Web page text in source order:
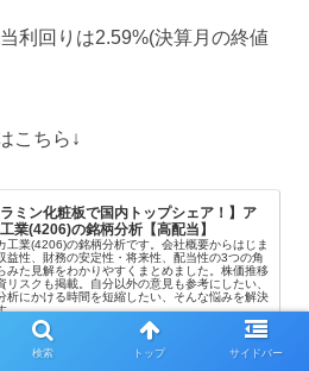
利回りは2.59%(決算月の終値
こちら↓
ラミン化粧板で国内トップシェア！】ア
業(4206)の銘柄分析【高配当】
工業(4206)の銘柄分析です。会社概要からはじま
益性、財務の安定性・将来性、配当性の3つの角
みた見解をわかりやすくまとめました。株価推移
リスクも掲載。自分以外の意見も参考にしたい、
析にかける時間を短縮したい、そんな悩みを解決
。
2022.12.11
検索 トップ サイドバー